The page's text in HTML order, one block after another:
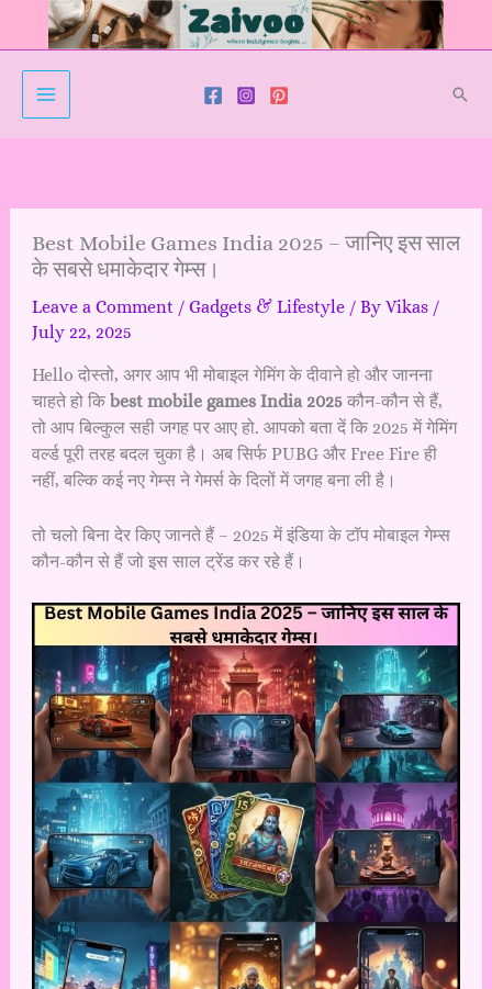
Best Mobile Games India 2025 – जानिए इस साल
के सबसे धमाकेदार गेम्स।
Leave a Comment / Gadgets & Lifestyle/ By Vikas /
July 22, 2025
Hello दोस्तो, अगर आप भी मोबाइल गेमिंग के दीवाने हो और जानना
चाहते हो कि best mobile games India 2025कौन-कौन से हैं,
तो आप बिल्कुल सही जगह पर आए हो. आपको बता दें कि 2025 में गेमिंग
वर्ल्ड पूरी तरह बदल चुका है। अब सिर्फ PUBG और Free Fire ही
नहीं, बल्कि कई नए गेम्स ने गेमर्स के दिलों में जगह बना ली है।
तो चलो बिना देर किए जानते हैं – 2025 में इंडिया के टॉप मोबाइल गेम्स
कौन-कौन से हैं जो इस साल ट्रेंड कर रहे हैं।